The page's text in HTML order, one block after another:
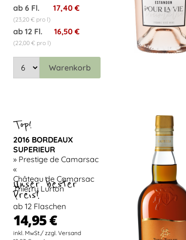
ab 6 Fl. 17,40 €
(23,20 € pro l)
ab 12 Fl. 16,50 €
(22,00 € pro l)
Warenkorb
2016 BORDEAUX
SUPERIEUR
» Prestige de Camarsac
«
Château de Camarsac
Thierry Lurton
Unser bester
Preis!
ab 12 Flaschen
14,95 €